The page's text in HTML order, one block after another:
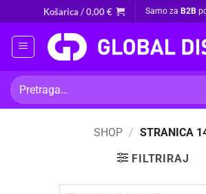
to
content
Košarica /0,00€ Samo za B2B
Pretraži:
SHOP / STRANICA
FILTRIRAJ